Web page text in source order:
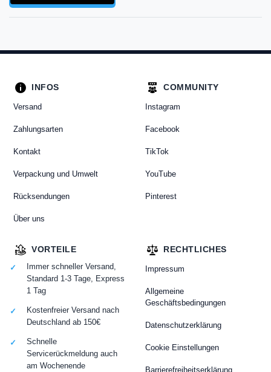
INFOS
Versand
Zahlungsarten
Kontakt
Verpackung und Umwelt
Rücksendungen
Über uns
COMMUNITY
Instagram
Facebook
TikTok
YouTube
Pinterest
RECHTLICHES
Impressum
Allgemeine
Geschäftsbedingungen
Datenschutzerklärung
Cookie Einstellungen
Barrierefreiheitserklärung
VORTEILE
Immer schneller Versand,
Standard 1-3 Tage, Express
1 Tag
Kostenfreier Versand nach
Deutschland ab 150€
Schnelle
Servicerückmeldung auch
am Wochenende